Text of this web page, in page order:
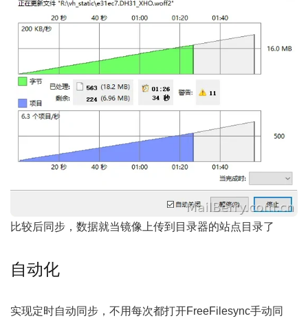
比较后同步，数据就当镜像上传到目录器的站点目录了
自动化
实现定时自动同步，不用每次都打开FreeFilesync手动同